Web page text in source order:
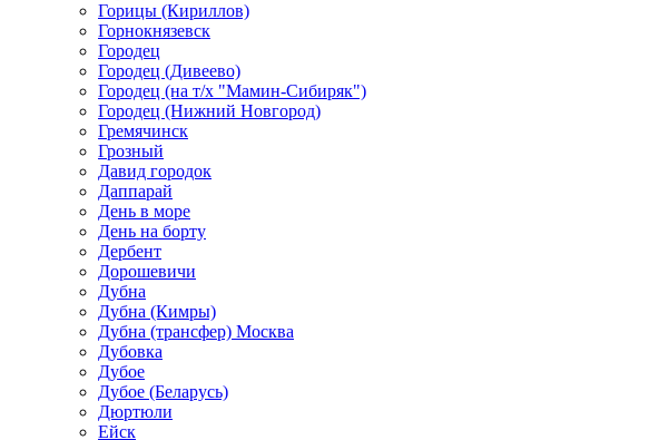
Горицы (Кириллов)
Горнокнязевск
Городец
Городец (Дивеево)
Городец (на т/х "Мамин-Сибиряк")
Городец (Нижний Новгород)
Гремячинск
Грозный
Давид городок
Даппарай
День в море
День на борту
Дербент
Дорошевичи
Дубна
Дубна (Кимры)
Дубна (трансфер) Москва
Дубовка
Дубое
Дубое (Беларусь)
Дюртюли
Ейск